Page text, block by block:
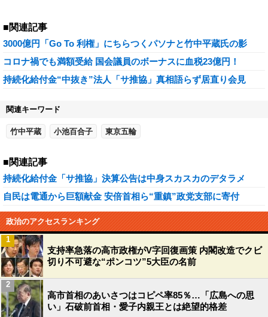
■関連記事
3000億円「Go To 利権」にちらつくパソナと竹中平蔵氏の影
コロナ禍でも満額受給 国会議員のボーナスに血税23億円！
持続化給付金“中抜き”法人「サ推協」真相語らず居直り会見
関連キーワード
竹中平蔵 小池百合子 東京五輪
■関連記事
持続化給付金「サ推協」決算公告は中身スカスカのデタラメ
自民は電通から巨額献金 安倍首相ら“重鎮”政党支部に寄付
政治のアクセスランキング
支持率急落の高市政権がV字回復画策 内閣改造でクビ
切り不可避な“ポンコツ”5大臣の名前
1
高市首相のあいさつはコピペ率85％…「広島への思
い」石破前首相・愛子内親王とは絶望的格差
2